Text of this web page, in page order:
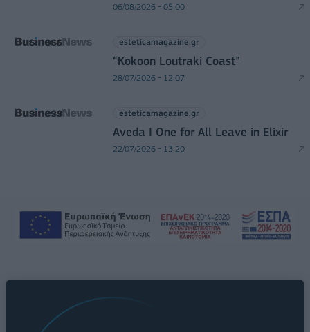
06/08/2026 - 05:00
esteticamagazine.gr
“Kokoon Loutraki Coast”
28/07/2026 - 12:07
esteticamagazine.gr
Aveda I One for All Leave in Elixir
22/07/2026 - 13:20